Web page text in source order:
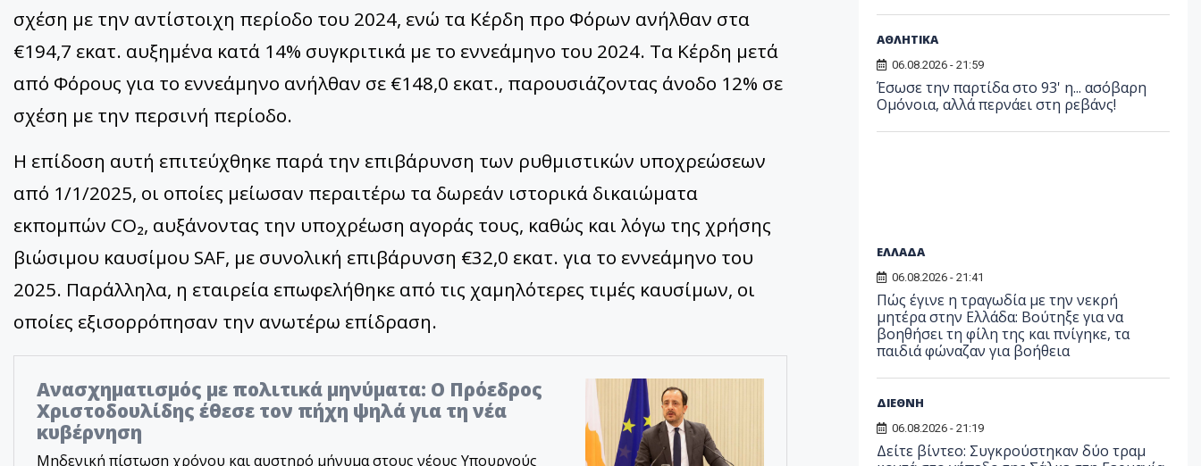
σχέση με την αντίστοιχη περίοδο του 2024, ενώ τα Κέρδη προ Φόρων ανήλθαν στα
€194,7 εκατ. αυξημένα κατά 14% συγκριτικά με το εννεάμηνο του 2024. Τα Κέρδη μετά
από Φόρους για το εννεάμηνο ανήλθαν σε €148,0 εκατ., παρουσιάζοντας άνοδο 12% σε
σχέση με την περσινή περίοδο.
Η επίδοση αυτή επιτεύχθηκε παρά την επιβάρυνση των ρυθμιστικών υποχρεώσεων
από 1/1/2025, οι οποίες μείωσαν περαιτέρω τα δωρεάν ιστορικά δικαιώματα
εκπομπών CO₂, αυξάνοντας την υποχρέωση αγοράς τους, καθώς και λόγω της χρήσης
βιώσιμου καυσίμου SAF, με συνολική επιβάρυνση €32,0 εκατ. για το εννεάμηνο του
2025. Παράλληλα, η εταιρεία επωφελήθηκε από τις χαμηλότερες τιμές καυσίμων, οι
οποίες εξισορρόπησαν την ανωτέρω επίδραση.
Ανασχηματισμός με πολιτικά μηνύματα: Ο Πρόεδρος
Χριστοδουλίδης έθεσε τον πήχη ψηλά για τη νέα
κυβέρνηση
Μηδενική πίστωση χρόνου και αυστηρό μήνυμα στους νέους Υπουργούς
ΑΘΛΗΤΙΚΑ
06.08.2026 - 21:59
Έσωσε την παρτίδα στο 93' η... ασόβαρη
Ομόνοια, αλλά περνάει στη ρεβάνς!
ΕΛΛΑΔΑ
06.08.2026 - 21:41
Πώς έγινε η τραγωδία με την νεκρή
μητέρα στην Ελλάδα: Βούτηξε για να
βοηθήσει τη φίλη της και πνίγηκε, τα
παιδιά φώναζαν για βοήθεια
ΔΙΕΘΝΗ
06.08.2026 - 21:19
Δείτε βίντεο: Συγκρούστηκαν δύο τραμ